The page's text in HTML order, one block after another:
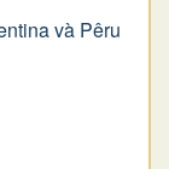
và Pêru